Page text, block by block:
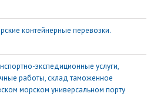
контейнерные перевозки.
экспедиционные услуги,
работы, склад таможенное
морском универсальном порту